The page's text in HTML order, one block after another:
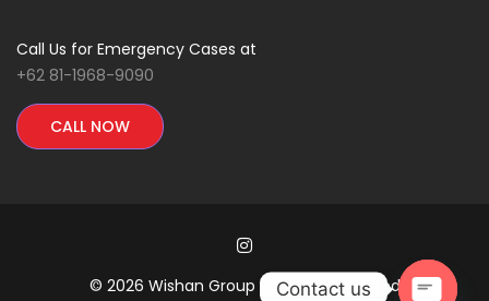
Call Us for Emergency Cases at
+62 81-1968-9090
CALL NOW
© 2026 Wishan Group All Rights Reserved
Contact us